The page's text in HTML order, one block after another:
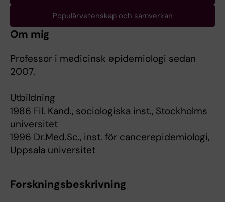
Populärvetenskap och samverkan
Om mig
Professor i medicinsk epidemiologi sedan
2007.
Utbildning
1986 Fil. Kand., sociologiska inst., Stockholms
universitet
1996 Dr.Med.Sc., inst. för cancerepidemiologi,
Uppsala universitet
Forskningsbeskrivning